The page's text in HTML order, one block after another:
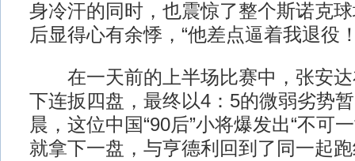
身冷汗的同时，也震惊了整个斯诺克
后显得心有余悸，“他差点逼着我退役
在一天前的上半场比赛中，张安达
下连扳四盘，最终以4：5的微弱劣势
晨，这位中国“90后”小将爆发出“不可
就拿下一盘，与亨德利回到了同一起